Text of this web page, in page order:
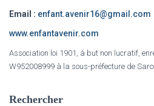
Email : enfant.avenir16@gmail.com
www.enfantavenir.com
Association loi 1901, à but non lucratif,
W952008999 à la sous-préfecture de
Rechercher